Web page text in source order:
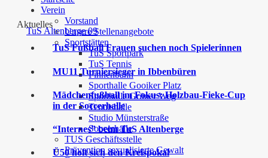
Verein
Vorstand
Unsere Stellenangebote
Sportstätten
TuS Sportpark
TuS Tennis
Finnenbahn
Sporthalle Gooiker Platz
Sporthalle Grüner Weg
Tennishalle
Studio Münsterstraße
Soccerhalle
TUS Geschäftsstelle
Prävention sexualisierte Gewalt
Aktuelles
TuS Fußball Frauen suchen noch Spielerinnen
MU11 Turniersieger in Ibbenbüren
Mädchenfußball im Fokus: Holzbau-Fieke-Cup
in der Soccerhalle
“Internes” beim TuS Altenberge
Ü50 holt sich den Kreispokal